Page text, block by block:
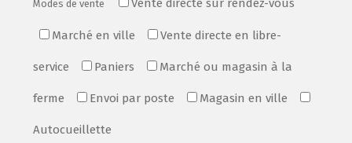
Modes de vente Vente directe sur rendez-vous
Marché en ville Vente directe en libre-
service Paniers Marché ou magasin à la
ferme Envoi par poste Magasin en ville
Autocueillette